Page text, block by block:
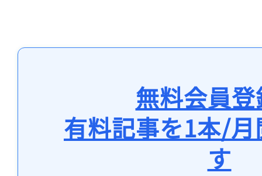
無料会員
有料記事を1本/
す